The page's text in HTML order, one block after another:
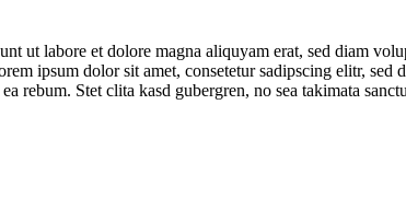
ut labore et dolore magna aliquyam erat, sed diam
ipsum dolor sit amet, consetetur sadipscing elitr,
rebum. Stet clita kasd gubergren, no sea takimata